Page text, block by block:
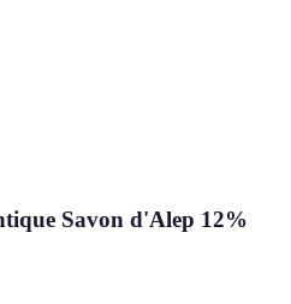
Savon d'Alep 12%